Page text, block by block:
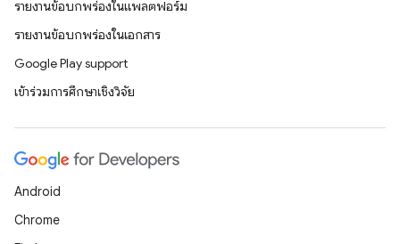
รายงานข้อบกพร่องในแพลตฟอร์ม
รายงานข้อบกพร่องในเอกสาร
Google Play support
เข้าร่วมการศึกษาเชิงวิจัย
Android
Chrome